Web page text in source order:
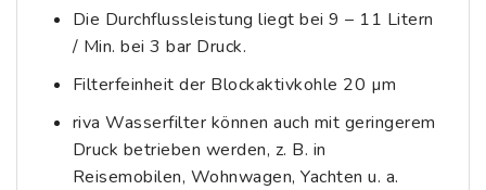
Die Durchflussleistung liegt bei 9 – 11 Litern
/ Min. bei 3 bar Druck.
Filterfeinheit der Blockaktivkohle 20 µm
riva Wasserfilter können auch mit geringerem
Druck betrieben werden, z. B. in
Reisemobilen, Wohnwagen, Yachten u. a.